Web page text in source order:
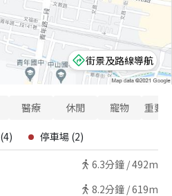
街景及路線導航
醫療 休閒 寵物 重要
(4) 停車場 (2)
6.3分鐘 /492m
8.2分鐘 /619m